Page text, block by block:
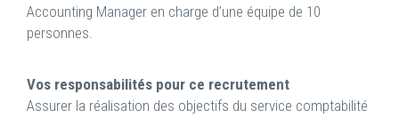
Accounting Manager en charge d’une équipe de 10
personnes.
Vos responsabilités pour ce recrutement
Assurer la réalisation des objectifs du service comptabilité